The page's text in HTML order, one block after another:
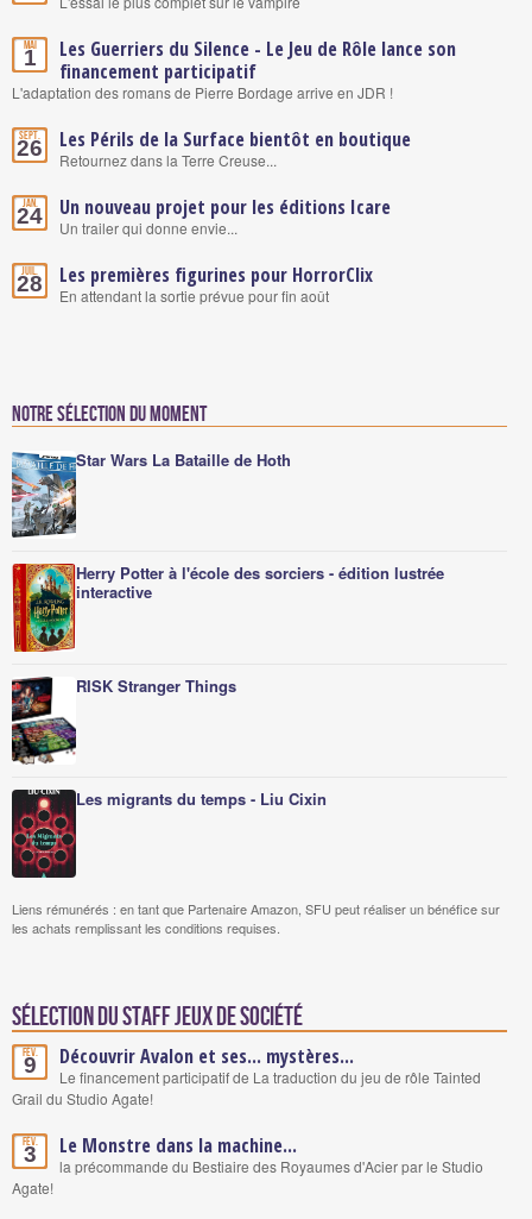
Mai
1
Les Guerriers du Silence - Le Jeu de Rôle lance son
financement participatif
L'adaptation des romans de Pierre Bordage arrive en JDR !
Sept.
26 Les Périls de la Surface bientôt en boutique
Retournez dans la Terre Creuse...
Jan.
24 Un nouveau projet pour les éditions Icare
Un trailer qui donne envie...
Juil.
28 Les premières figurines pour HorrorClix
En attendant la sortie prévue pour fin août
Notre sélection du moment
Star Wars La Bataille de Hoth
Herry Potter à l'école des sorciers - édition lustrée
interactive
RISK Stranger Things
Les migrants du temps - Liu Cixin
Liens rémunérés : en tant que Partenaire Amazon, SFU peut réaliser un bénéfice sur
les achats remplissant les conditions requises.
Sélection du staff Jeux de société
Fév.
9 Découvrir Avalon et ses... mystères...
Le financement participatif de La traduction du jeu de rôle Tainted
Grail du Studio Agate!
Fév.
3 Le Monstre dans la machine...
la précommande du Bestiaire des Royaumes d'Acier par le Studio
Agate!